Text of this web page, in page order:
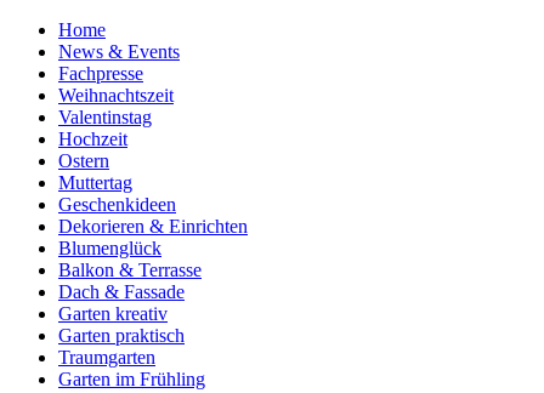
Home
News & Events
Fachpresse
Weihnachtszeit
Valentinstag
Hochzeit
Ostern
Muttertag
Geschenkideen
Dekorieren & Einrichten
Blumenglück
Balkon & Terrasse
Dach & Fassade
Garten kreativ
Garten praktisch
Traumgarten
Garten im Frühling